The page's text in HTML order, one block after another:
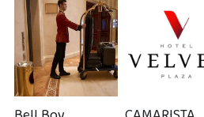
Agente Bilingüe Intermedio
Agente de seguros
Agente de ventas
Nosotros
Quiénes somos
Historia
Contacto
Anuncios